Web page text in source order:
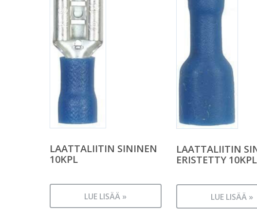
LAATTALIITIN SININEN
10KPL
LUE LISÄÄ »
LAATTALIITIN
ERISTETTY 10KPL
LUE LISÄÄ »